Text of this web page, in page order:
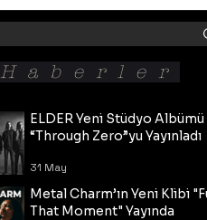
ELDER Yeni Stüdyo Albümü
“Through Zero”yu Yayınladı
31 May
Metal Charm’ın Yeni Klibi
That Moment" Yayında
Haberler